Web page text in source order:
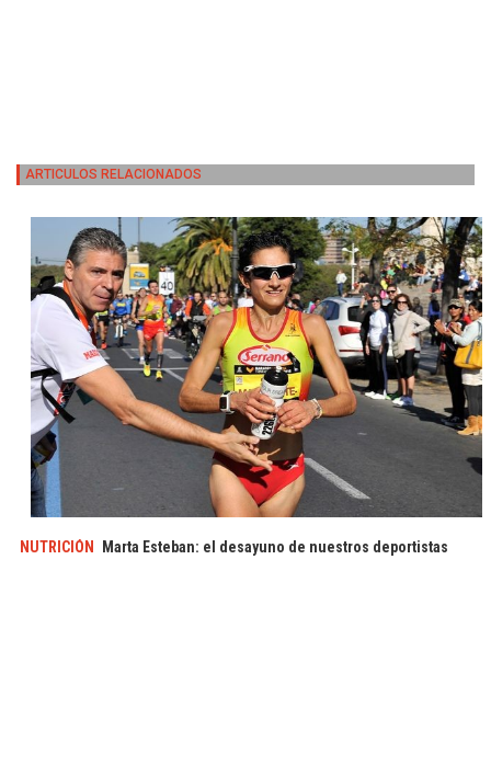
ARTICULOS RELACIONADOS
NUTRICIÓN Marta Esteban: el desayuno de nuestros deportistas